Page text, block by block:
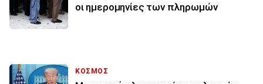
οι ημερομηνίες των πληρωμών
ΚΟΣΜΟΣ